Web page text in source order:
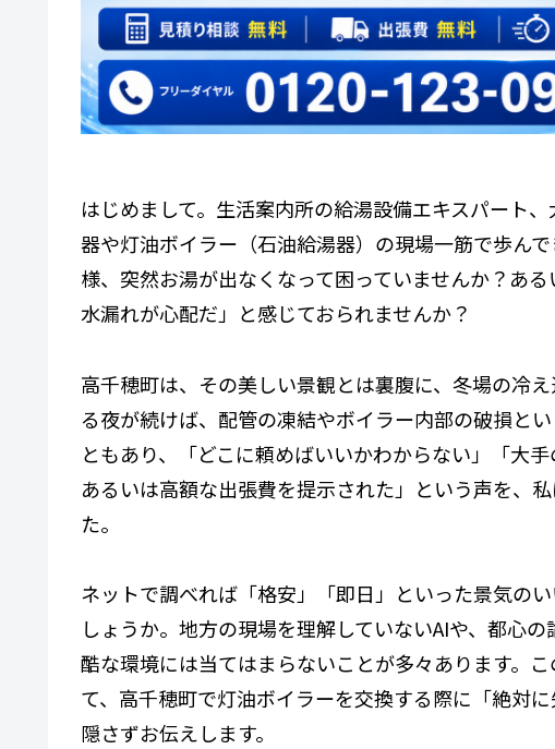
はじめまして。生活案内所の給湯設備エキスパート
器や灯油ボイラー（石油給湯器）の現場一筋で歩ん
様、突然お湯が出なくなって困っていませんか？あ
水漏れが心配だ」と感じておられませんか？
高千穂町は、その美しい景観とは裏腹に、冬場の冷
る夜が続けば、配管の凍結やボイラー内部の破損と
ともあり、「どこに頼めばいいかわからない」「大
あるいは高額な出張費を提示された」という声を、
た。
ネットで調べれば「格安」「即日」といった景気の
しょうか。地方の現場を理解していないAIや、都心
酷な環境には当てはまらないことが多々あります。
て、高千穂町で灯油ボイラーを交換する際に「絶対
隠さずお伝えします。